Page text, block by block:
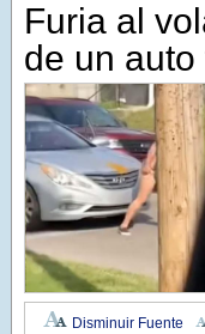
Furia al
de un
Disminuir Fuente